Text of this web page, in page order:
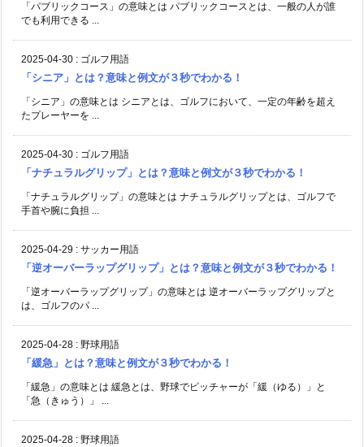
「パブリックコース」の意味とは パブリックコースとは、一般の人が誰
でも利用できる ...
2025-04-30 : ゴルフ用語
「シニア」とは？意味と例文が３秒でわかる！
「シニア」の意味とは シニアとは、ゴルフにおいて、一定の年齢を超え
たプレーヤーを ...
2025-04-30 : ゴルフ用語
「ナチュラルグリップ」とは？意味と例文が３秒でわかる！
「ナチュラルグリップ」の意味とは ナチュラルグリップとは、ゴルフで
手首や腕に負担 ...
2025-04-29 : サッカー用語
「逆オーバーラップグリップ」とは？意味と例文が３秒でわかる！
「逆オーバーラップグリップ」の意味とは 逆オーバーラップグリップと
は、ゴルフのパ ...
2025-04-28 : 野球用語
「緩急」とは？意味と例文が３秒でわかる！
「緩急」の意味とは 緩急とは、野球でピッチャーが「緩（ゆる）」と
「急（きゅう）」 ...
2025-04-28 : 野球用語